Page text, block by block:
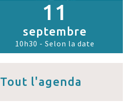
11
septembre
10h30 - Selon la date
Tout l'agenda